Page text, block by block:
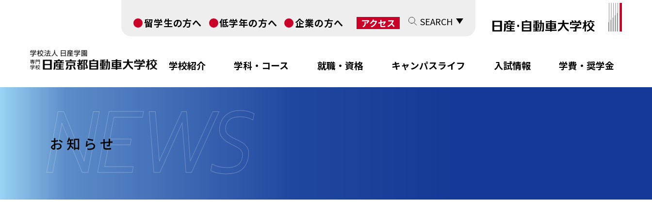
留学生の方へ 低学年の方へ 企業の方へ アクセス SEARCH
学校紹介 学科・コース 就職・資格 キャンパスライフ 入試情報 学費・奨学金
お知らせ